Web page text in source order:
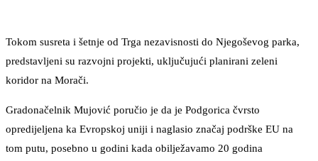
Tokom susreta i šetnje od Trga nezavisnosti do Njegoševog parka,
predstavljeni su razvojni projekti, uključujući planirani zeleni
koridor na Morači.
Gradonačelnik Mujović poručio je da je Podgorica čvrsto
opredijeljena ka Evropskoj uniji i naglasio značaj podrške EU na
tom putu, posebno u godini kada obilježavamo 20 godina